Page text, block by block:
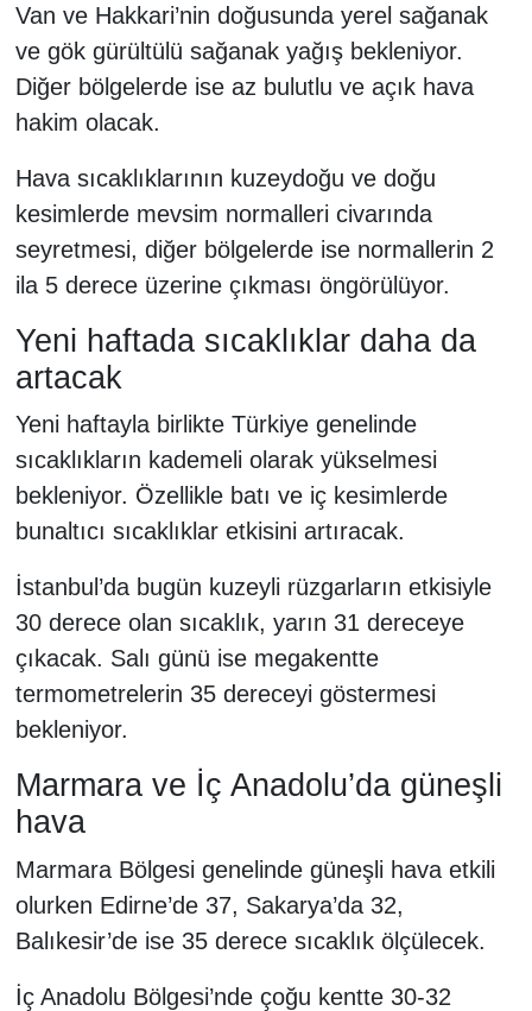
Van ve Hakkari’nin doğusunda yerel sağanak
ve gök gürültülü sağanak yağış bekleniyor.
Diğer bölgelerde ise az bulutlu ve açık hava
hakim olacak.
Hava sıcaklıklarının kuzeydoğu ve doğu
kesimlerde mevsim normalleri civarında
seyretmesi, diğer bölgelerde ise normallerin 2
ila 5 derece üzerine çıkması öngörülüyor.
Yeni haftada sıcaklıklar daha da
artacak
Yeni haftayla birlikte Türkiye genelinde
sıcaklıkların kademeli olarak yükselmesi
bekleniyor. Özellikle batı ve iç kesimlerde
bunaltıcı sıcaklıklar etkisini artıracak.
İstanbul’da bugün kuzeyli rüzgarların etkisiyle
30 derece olan sıcaklık, yarın 31 dereceye
çıkacak. Salı günü ise megakentte
termometrelerin 35 dereceyi göstermesi
bekleniyor.
Marmara ve İç Anadolu’da güneşli
hava
Marmara Bölgesi genelinde güneşli hava etkili
olurken Edirne’de 37, Sakarya’da 32,
Balıkesir’de ise 35 derece sıcaklık ölçülecek.
İç Anadolu Bölgesi’nde çoğu kentte 30-32